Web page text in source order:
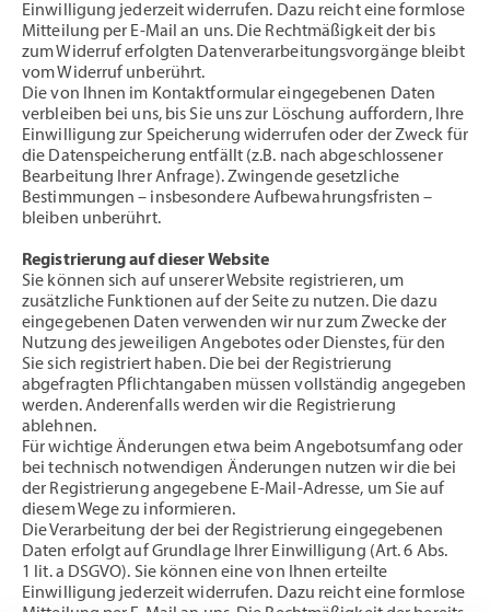
Einwilligung jederzeit widerrufen. Dazu reicht eine formlose
Mitteilung per E-Mail an uns. Die Rechtmäßigkeit der bis
zum Widerruf erfolgten Datenverarbeitungsvorgänge bleibt
vom Widerruf unberührt.
Die von Ihnen im Kontaktformular eingegebenen Daten
verbleiben bei uns, bis Sie uns zur Löschung auffordern, Ihre
Einwilligung zur Speicherung widerrufen oder der Zweck für
die Datenspeicherung entfällt (z.B. nach abgeschlossener
Bearbeitung Ihrer Anfrage). Zwingende gesetzliche
Bestimmungen – insbesondere Aufbewahrungsfristen –
bleiben unberührt.
Registrierung auf dieser Website
Sie können sich auf unserer Website registrieren, um
zusätzliche Funktionen auf der Seite zu nutzen. Die dazu
eingegebenen Daten verwenden wir nur zum Zwecke der
Nutzung des jeweiligen Angebotes oder Dienstes, für den
Sie sich registriert haben. Die bei der Registrierung
abgefragten Pflichtangaben müssen vollständig angegeben
werden. Anderenfalls werden wir die Registrierung
ablehnen.
Für wichtige Änderungen etwa beim Angebotsumfang oder
bei technisch notwendigen Änderungen nutzen wir die bei
der Registrierung angegebene E-Mail-Adresse, um Sie auf
diesem Wege zu informieren.
Die Verarbeitung der bei der Registrierung eingegebenen
Daten erfolgt auf Grundlage Ihrer Einwilligung (Art. 6 Abs.
1 lit. a DSGVO). Sie können eine von Ihnen erteilte
Einwilligung jederzeit widerrufen. Dazu reicht eine formlose